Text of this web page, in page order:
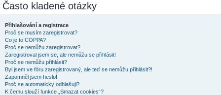
Často kladené otázky
Přihlašování a registrace
Proč se musím zaregistrovat?
Co je to COPPA?
Proč se nemůžu zaregistrovat?
Zaregistroval jsem se, ale nemůžu se přihlásit!
Proč se nemůžu přihlásit?
Byl jsem ve fóru zaregistrovaný, ale teď se nemůžu přihlásit?!
Zapomněl jsem heslo!
Proč se automaticky odhlašuji?
K čemu slouží funkce „Smazat cookies“?